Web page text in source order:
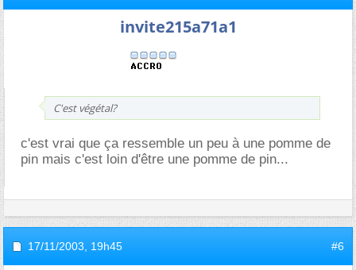
invite215a71a1
C'est végétal?
c'est vrai que ça ressemble un peu à une pomme de
pin mais c'est loin d'être une pomme de pin...
17/11/2003, 19h45 #6